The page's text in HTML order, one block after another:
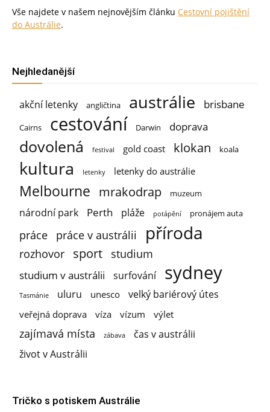
Vše najdete v našem nejnovějším článku Cestovní pojištění
do Austrálie.
Nejhledanější
akční letenky angličtina austrálie brisbane
Cairns cestování Darwin doprava
dovolená festival gold coast klokan koala
kultura letenky letenky do austrálie
Melbourne mrakodrap muzeum
národní park Perth pláže potápění pronájem auta
práce práce v austrálii příroda
rozhovor sport studium
studium v austrálii surfování sydney
Tasmánie uluru unesco velký bariérový útes
veřejná doprava víza vízum výlet
zajímavá místa zábava
čas v austrálii
život v Austrálii
Tričko s potiskem Austrálie